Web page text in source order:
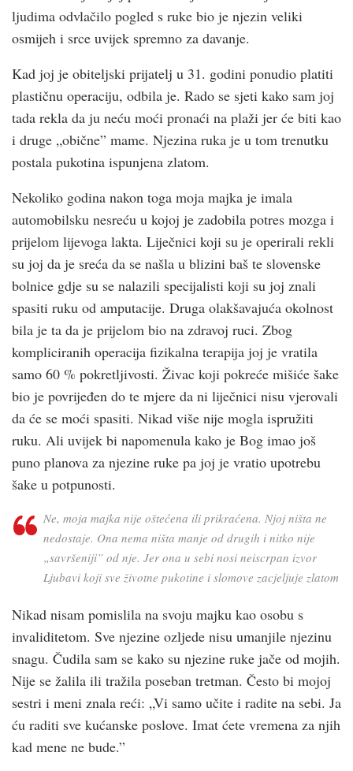
ljudima odvlačilo pogled s ruke bio je njezin veliki
osmijeh i srce uvijek spremno za davanje.
Kad joj je obiteljski prijatelj u 31. godini ponudio platiti
plastičnu operaciju, odbila je. Rado se sjeti kako sam joj
tada rekla da ju neću moći pronaći na plaži jer će biti kao
i druge „obične” mame. Njezina ruka je u tom trenutku
postala pukotina ispunjena zlatom.
Nekoliko godina nakon toga moja majka je imala
automobilsku nesreću u kojoj je zadobila potres mozga i
prijelom lijevoga lakta. Liječnici koji su je operirali rekli
su joj da je sreća da se našla u blizini baš te slovenske
bolnice gdje su se nalazili specijalisti koji su joj znali
spasiti ruku od amputacije. Druga olakšavajuća okolnost
bila je ta da je prijelom bio na zdravoj ruci. Zbog
kompliciranih operacija fizikalna terapija joj je vratila
samo 60 % pokretljivosti. Živac koji pokreće mišiće šake
bio je povrijeđen do te mjere da ni liječnici nisu vjerovali
da će se moći spasiti. Nikad više nije mogla ispružiti
ruku. Ali uvijek bi napomenula kako je Bog imao još
puno planova za njezine ruke pa joj je vratio upotrebu
šake u potpunosti.
Ne, moja majka nije oštećena ili prikraćena. Njoj ništa ne
nedostaje. Ona nema ništa manje od drugih i nitko nije
„savršeniji” od nje. Jer ona u sebi nosi neiscrpan izvor
Ljubavi koji sve životne pukotine i slomove zacjeljuje zlatom
Nikad nisam pomislila na svoju majku kao osobu s
invaliditetom. Sve njezine ozljede nisu umanjile njezinu
snagu. Čudila sam se kako su njezine ruke jače od mojih.
Nije se žalila ili tražila poseban tretman. Često bi mojoj
sestri i meni znala reći: „Vi samo učite i radite na sebi. Ja
ću raditi sve kućanske poslove. Imat ćete vremena za njih
kad mene ne bude.”